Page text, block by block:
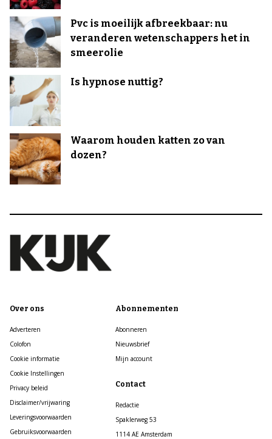
Pvc is moeilijk afbreekbaar: nu
veranderen wetenschappers het in
smeerolie
Is hypnose nuttig?
Waarom houden katten zo van
dozen?
Over ons
Adverteren
Colofon
Cookie informatie
Cookie Instellingen
Privacy beleid
Disclaimer/vrijwaring
Leveringsvoorwaarden
Gebruiksvoorwaarden
Abonnementen
Abonneren
Nieuwsbrief
Mijn account
Contact
Redactie
Spaklerweg 53
1114 AE Amsterdam